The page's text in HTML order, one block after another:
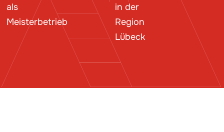
als
Meisterbetrieb
in der
Region
Lübeck